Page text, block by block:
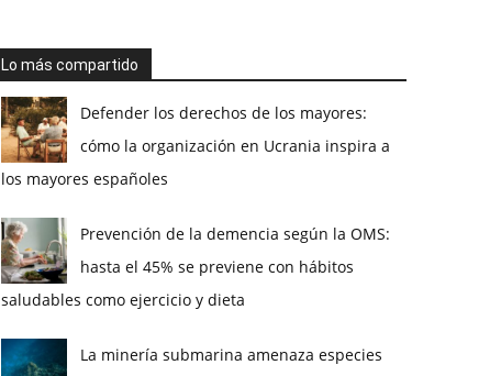
Lo más compartido
Defender los derechos de los mayores:
cómo la organización en Ucrania inspira a
los mayores españoles
Prevención de la demencia según la OMS:
hasta el 45% se previene con hábitos
saludables como ejercicio y dieta
La minería submarina amenaza especies